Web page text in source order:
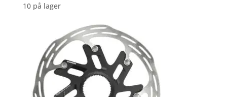
oprindelige
499,00 kr..
er:
356,00 kr..
10 på lager